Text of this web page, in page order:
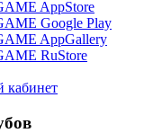
AppStore
Google Play
AppGallery
RuStore
кабинет